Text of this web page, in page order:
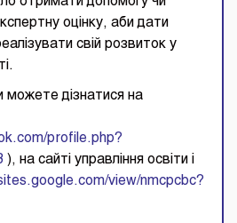
оцінку, аби дати
свій розвиток у
можете дізнатися на
profile.php?
), на сайті управління освіти і
view/nmcpcbc?